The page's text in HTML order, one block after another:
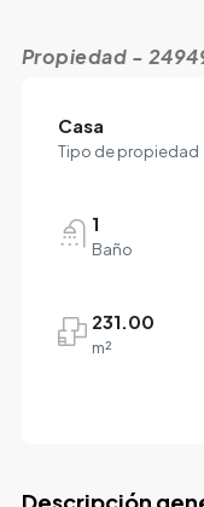
Propiedad -
Casa
Tipo de propiedad
1
Baño
231.00
m²
Descripción